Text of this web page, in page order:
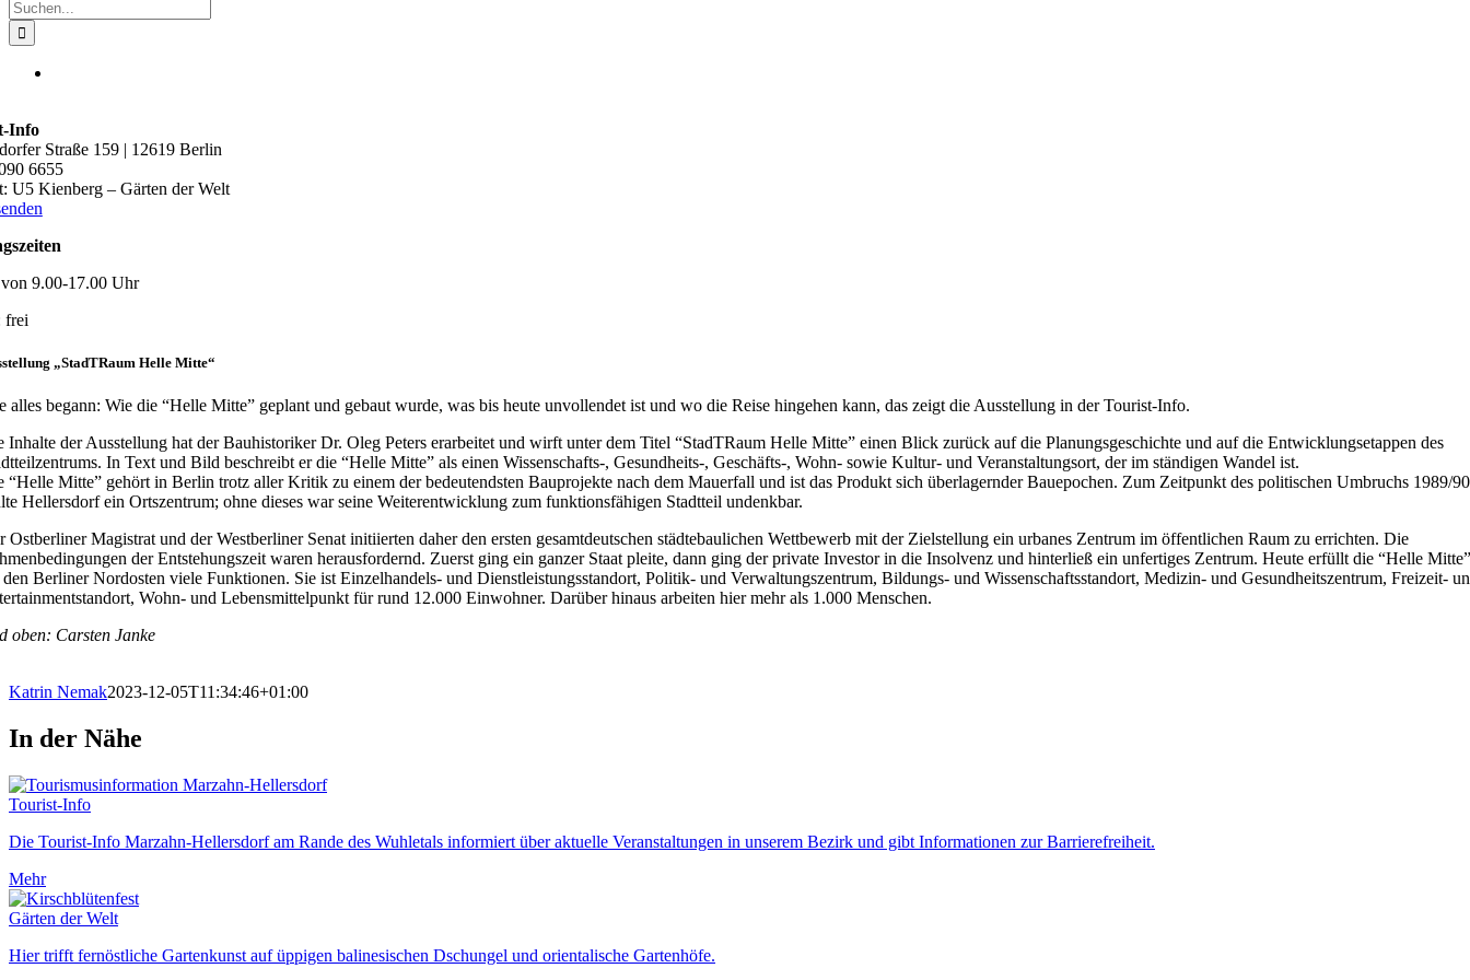
Suche
nach:
Info
Straße 159 | 12619 Berlin
6655
U5 Kienberg – Gärten der Welt
9.00-17.00 Uhr
frei
„StadTRaum Helle Mitte“
alles begann: Wie die “Helle Mitte” geplant und gebaut wurde, was bis heute unvollendet ist und wo die Reise hingehen kann, das zeigt die Ausstellung in der Tourist-Info.
Inhalte der Ausstellung hat der Bauhistoriker Dr. Oleg Peters erarbeitet und wirft unter dem Titel “StadTRaum Helle Mitte” einen Blick zurück auf die Planungsgeschichte und auf die Entwicklungsetappen des
In Text und Bild beschreibt er die “Helle Mitte” als einen Wissenschafts-, Gesundheits-, Geschäfts-, Wohn- sowie Kultur- und Veranstaltungsort, der im ständigen Wandel ist.
“Helle Mitte” gehört in Berlin trotz aller Kritik zu einem der bedeutendsten Bauprojekte nach dem Mauerfall und ist das Produkt sich überlagernder Bauepochen. Zum Zeitpunkt des politischen Umbruchs 1989/90
Hellersdorf ein Ortszentrum; ohne dieses war seine Weiterentwicklung zum funktionsfähigen Stadtteil undenkbar.
Ostberliner Magistrat und der Westberliner Senat initiierten daher den ersten gesamtdeutschen städtebaulichen Wettbewerb mit der Zielstellung ein urbanes Zentrum im öffentlichen Raum zu errichten. Die
der Entstehungszeit waren herausfordernd. Zuerst ging ein ganzer Staat pleite, dann ging der private Investor in die Insolvenz und hinterließ ein unfertiges Zentrum. Heute erfüllt die “Helle
Berliner Nordosten viele Funktionen. Sie ist Einzelhandels- und Dienstleistungsstandort, Politik- und Verwaltungszentrum, Bildungs- und Wissenschaftsstandort, Medizin- und Gesundheitszentrum, Freizeit-
Wohn- und Lebensmittelpunkt für rund 12.000 Einwohner. Darüber hinaus arbeiten hier mehr als 1.000 Menschen.
oben: Carsten Janke
Katrin Nemak2023-12-05T11:34:46+01:00
In der Nähe
Tourist-Info
Die Tourist-Info Marzahn-Hellersdorf am Rande des Wuhletals informiert über aktuelle Veranstaltungen in unserem Bezirk und gibt Informationen zur Barrierefreiheit.
Mehr
Gärten der Welt
Hier trifft fernöstliche Gartenkunst auf üppigen balinesischen Dschungel und orientalische Gartenhöfe.